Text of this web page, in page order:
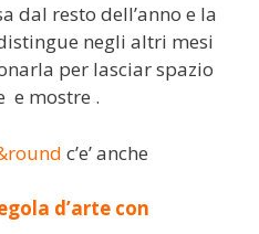
dal resto dell’anno e la
negli altri mesi
per lasciar spazio
e mostre .
c’e’ anche
d’arte con